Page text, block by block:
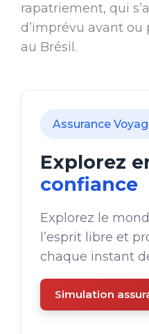
rapatriement, qui
d’imprévu avant
au Brésil.
Assurance
Explorez
confiance
Explorez le
l’esprit libre et
chaque instant
Simulation